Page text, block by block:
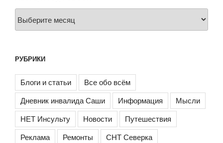
и
РУБРИКИ
Блоги и статьи
Все обо всём
Дневник инвалида Саши
Информация
Мысли
НЕТ Инсульту
Новости
Путешествия
Реклама
Ремонты СНТ Северка